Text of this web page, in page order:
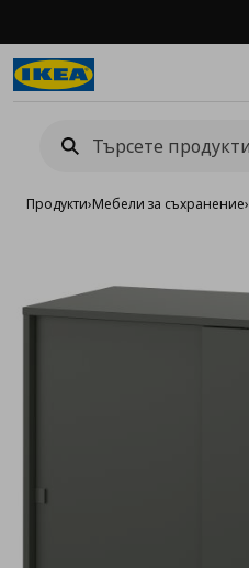
Продукти›Мебели за съхранение›